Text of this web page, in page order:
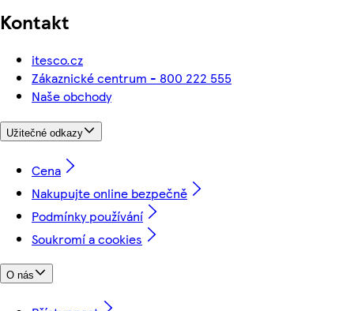
Kontakt
itesco.cz
Zákaznické centrum - 800 222 555
Naše obchody
Užitečné odkazy
Cena
Nakupujte online bezpečně
Podmínky používání
Soukromí a cookies
O nás